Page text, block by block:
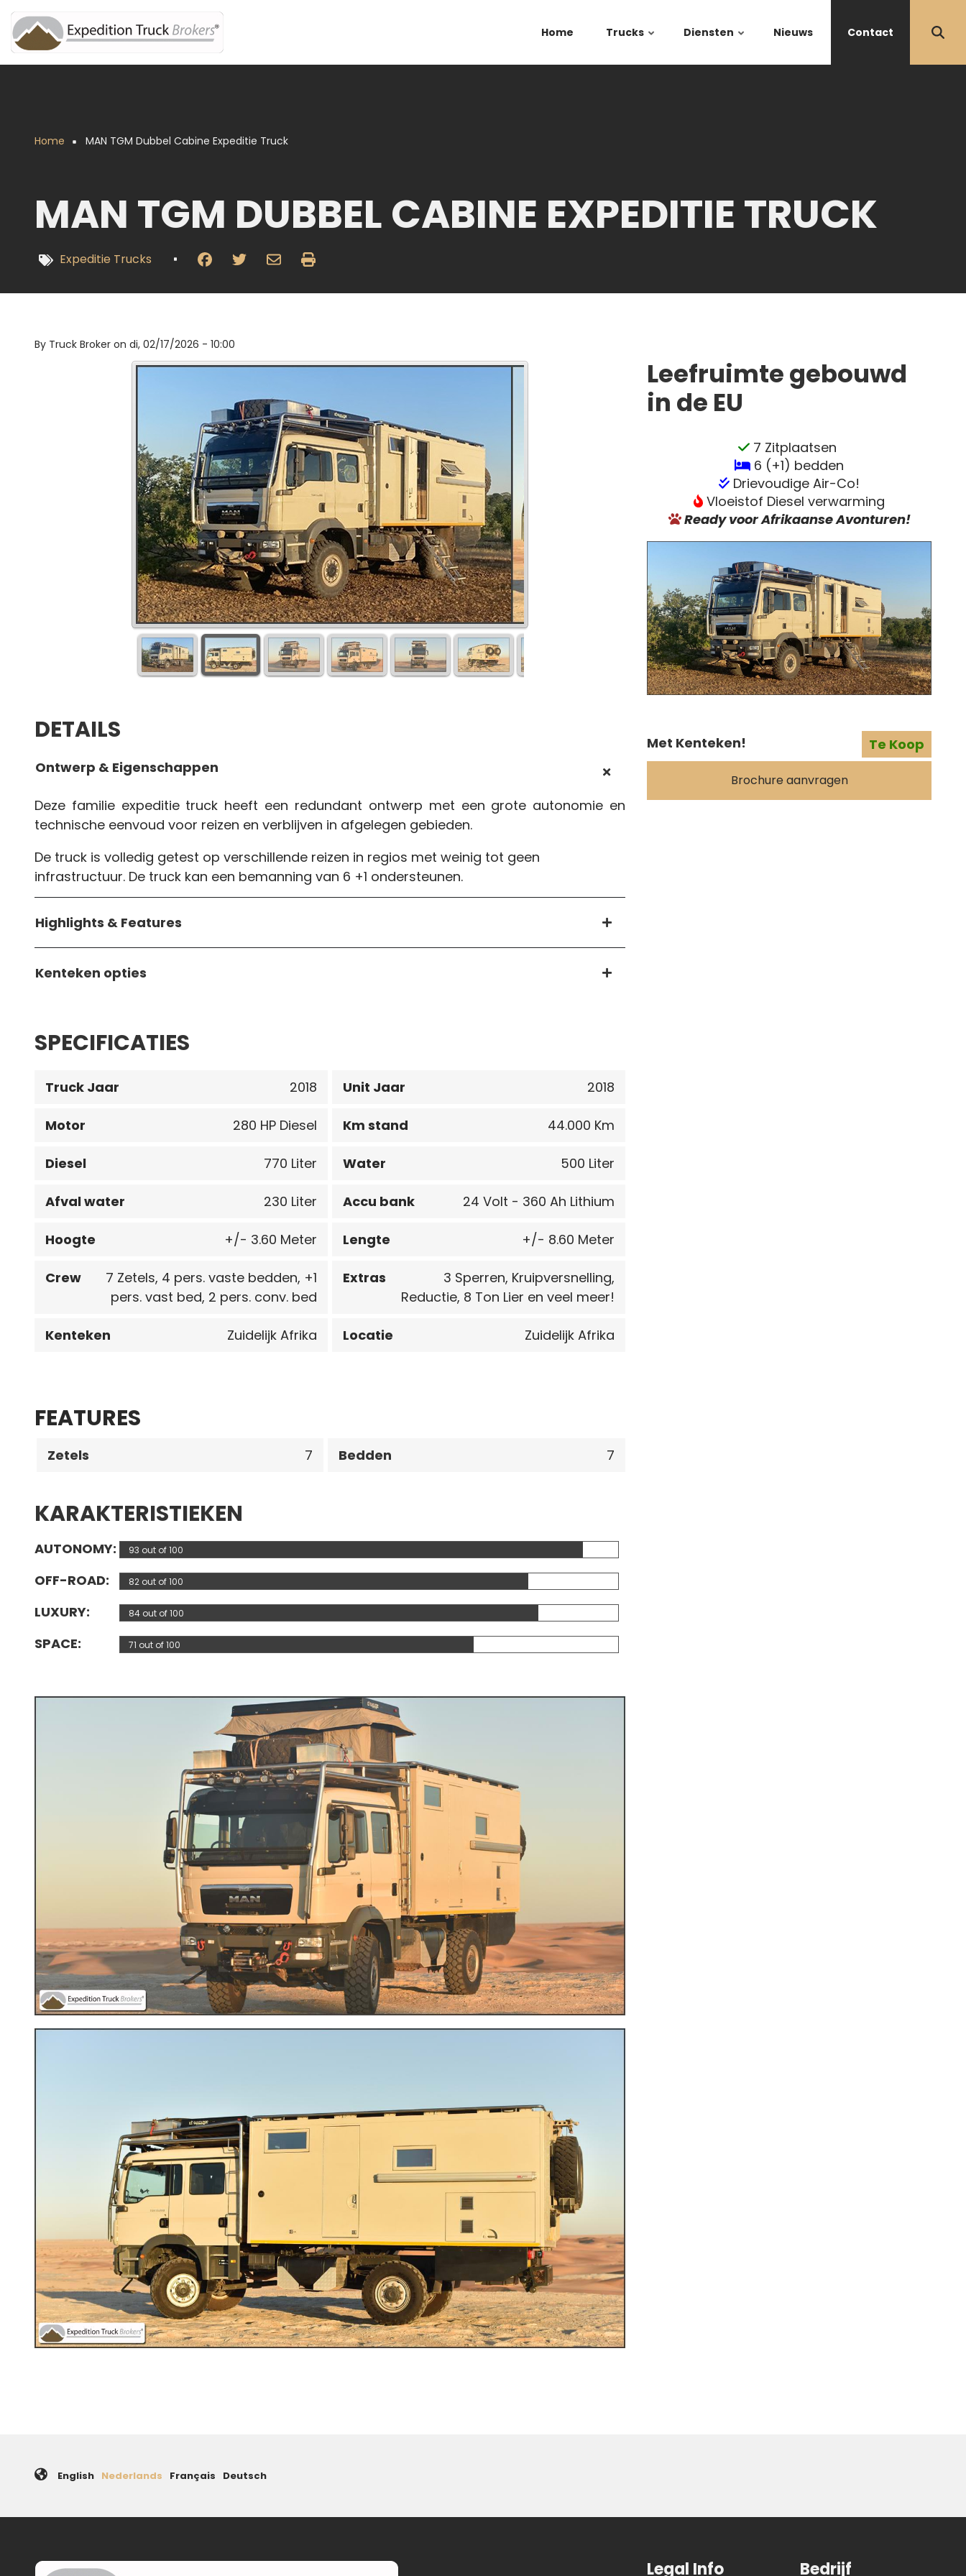
Overslaan
en
naar
de
Home Trucks Diensten Nieuws Contact
Kruimelpad
Home MAN TGM Dubbel Cabine Expeditie Truck
MAN TGM DUBBEL CABINE EXPEDITIE TRUCK
Expeditie Trucks
By Truck Broker on di, 02/17/2026 - 10:00
Leefruimte gebouwd
in de EU
7 Zitplaatsen
6 (+1) bedden
Drievoudige Air-Co!
Vloeistof Diesel verwarming
Ready voor Afrikaanse Avonturen!
Met Kenteken! Te Koop
Brochure aanvragen
DETAILS
Ontwerp & Eigenschappen
Deze familie expeditie truck heeft een redundant ontwerp met een grote autonomie en
technische eenvoud voor reizen en verblijven in afgelegen gebieden.
De truck is volledig getest op verschillende reizen in regios met weinig tot geen
infrastructuur. De truck kan een bemanning van 6 +1 ondersteunen.
Highlights & Features
Kenteken opties
SPECIFICATIES
Truck Jaar 2018 Unit Jaar 2018
Motor 280 HP Diesel Km stand 44.000 Km
Diesel 770 Liter Water 500 Liter
Afval water 230 Liter Accu bank 24 Volt - 360 Ah Lithium
Hoogte +/- 3.60 Meter Lengte +/- 8.60 Meter
Crew
7 Zetels, 4 pers. vaste bedden, +1
pers. vast bed, 2 pers. conv. bed
Extras
3 Sperren, Kruipversnelling,
Reductie, 8 Ton Lier en veel meer!
Kenteken Zuidelijk Afrika Locatie Zuidelijk Afrika
FEATURES
Zetels 7 Bedden 7
KARAKTERISTIEKEN
AUTONOMY 93 out of 100
OFF-ROAD 82 out of 100
LUXURY 84 out of 100
SPACE 71 out of 100
English Nederlands Français Deutsch
Legal Info Bedrijf